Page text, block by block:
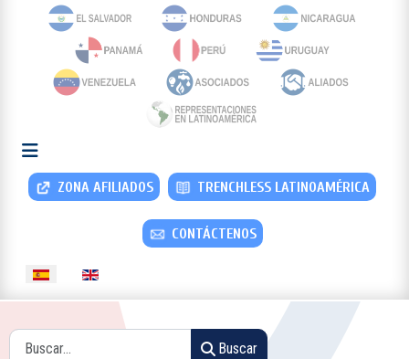
ZONA AFILIADOS TRENCHLESS LATINOAMÉRICA
CONTÁCTENOS
Seleccione su idioma
Buscar
Buscar